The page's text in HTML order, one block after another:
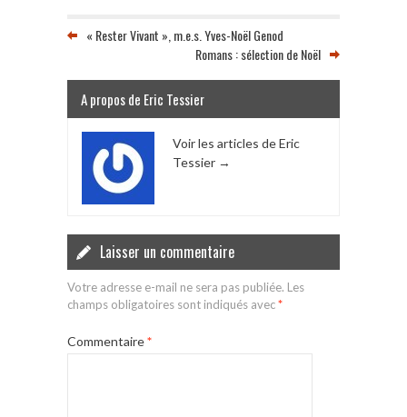
« Rester Vivant », m.e.s. Yves-Noël Genod
Romans : sélection de Noël
A propos de Eric Tessier
Voir les articles de Eric
Tessier →
Laisser un commentaire
Votre adresse e-mail ne sera pas publiée. Les
champs obligatoires sont indiqués avec*
Commentaire*